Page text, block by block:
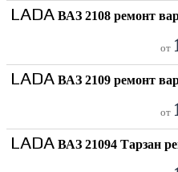
LADA ВАЗ 2108 ремонт
от
LADA ВАЗ 2109 ремонт
от
LADA ВАЗ 21094 Тарзан